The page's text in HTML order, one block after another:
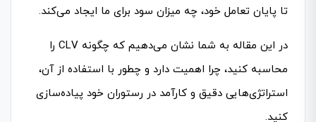
تا پایان تعامل خود، چه میزان سود برای ما ایجاد می‌کند.
در این مقاله به شما نشان می‌دهیم که چگونه CLV را
محاسبه کنید، چرا اهمیت دارد و چطور با استفاده از آن،
استراتژی‌هایی دقیق و کارآمد در رستوران خود پیاده‌سازی
کنید.